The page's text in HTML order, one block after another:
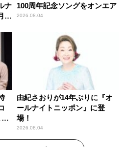
ナ
替
100周年記念ソングをオンエア
2026.08.04
由紀さおりが14年ぶりに『オ
ールナイトニッポン』に登
場！
2026.08.04